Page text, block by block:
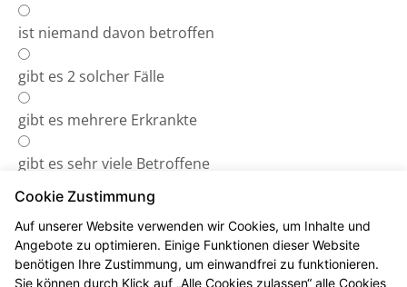
ist niemand davon betroffen
gibt es 2 solcher Fälle
gibt es mehrere Erkrankte
gibt es sehr viele Betroffene
Das Ergebnis
Cookie Zustimmung
Auf unserer Website verwenden wir Cookies, um Inhalte und
Angebote zu optimieren. Einige Funktionen dieser Website
benötigen Ihre Zustimmung, um einwandfrei zu funktionieren.
Sie können durch Klick auf „Alle Cookies zulassen“ alle Cookies